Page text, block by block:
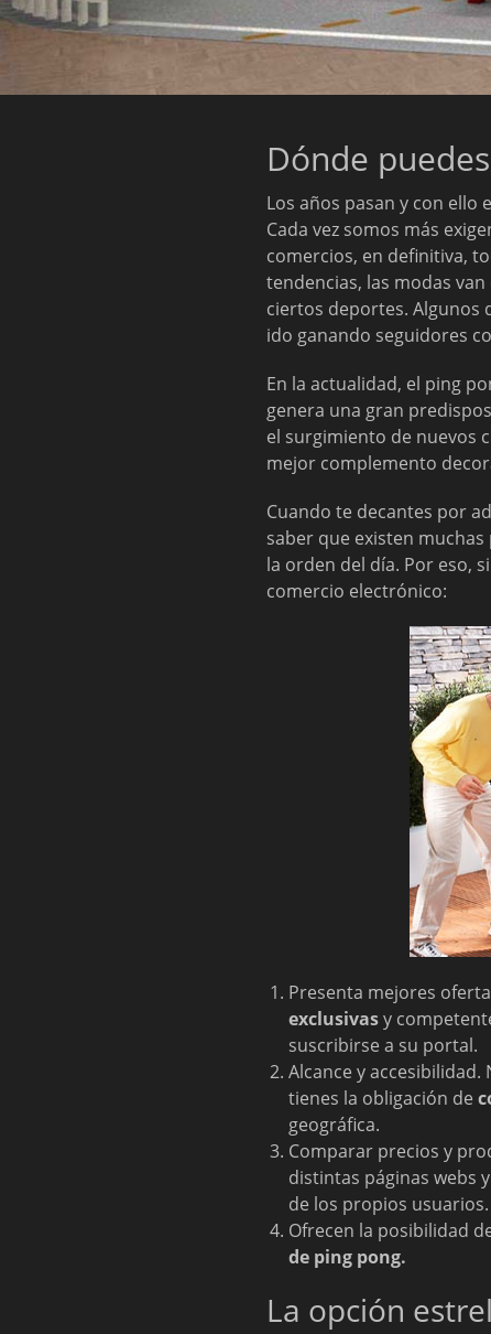
Dónde
Los años pasan y con ello
Cada vez somos más
comercios, en definitiva,
tendencias, las modas
ciertos deportes. Algunos
ido ganando seguidores
En la actualidad, el ping
genera una gran
el surgimiento de nuevos
mejor complemento
Cuando te decantes por
saber que existen
la orden del día. Por eso,
comercio electrónico:
Presenta mejores
exclusivasy
suscribirse a su portal.
Alcance y
tienes la obligación de
geográfica.
Comparar precios y
distintas páginas webs
de los propios usuarios.
Ofrecen la posibilidad
de ping pong.
La opción